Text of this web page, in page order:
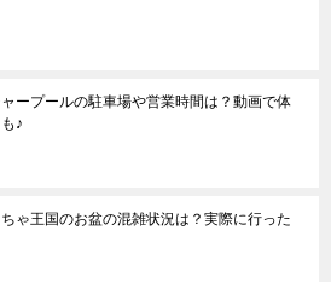
ープールの駐車場や営業時間は？動画で体
♪
ゃ王国のお盆の混雑状況は？実際に行った